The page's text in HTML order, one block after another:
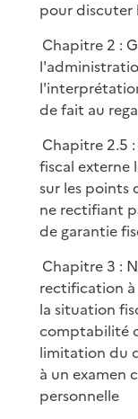
i
e
pour discuter
Chapitre 2 :
de fait au
Chapitre 2.5
fiscal externe
sur les points
ne rectifiant
de garantie
Chapitre 3 :
rectification
la situation
comptabilité
limitation du
à un examen
personnelle